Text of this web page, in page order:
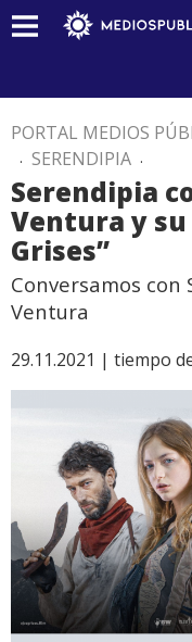
PORTAL MEDIOS
. SERENDIPIA .
Serendipia
Ventura y su
Grises”
Conversamos con
Ventura
29.11.2021 | tiempo